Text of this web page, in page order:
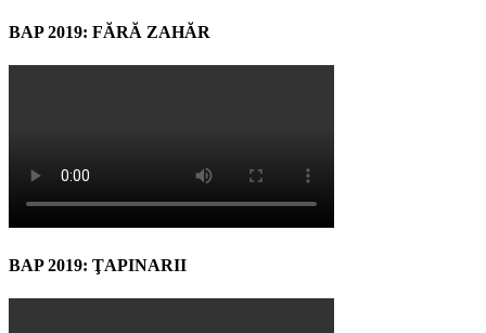
BAP 2019: FĂRĂ ZAHĂR
BAP 2019: ŢAPINARII